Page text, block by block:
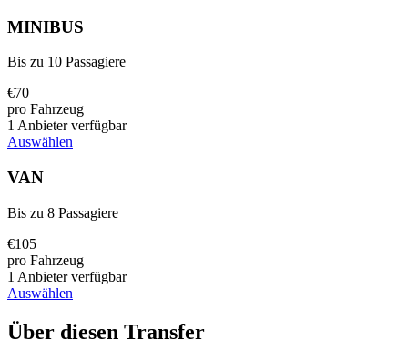
MINIBUS
Bis zu 10 Passagiere
€70
pro Fahrzeug
1 Anbieter verfügbar
Auswählen
VAN
Bis zu 8 Passagiere
€105
pro Fahrzeug
1 Anbieter verfügbar
Auswählen
Über diesen Transfer